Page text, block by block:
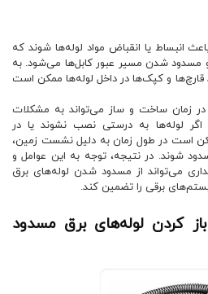
انبساط یا انقباض مواد لوله‌ها شوند که
مسدود شدن مسیر عبور کابل‌ها می‌شود. به
و کپک‌ها در داخل لوله‌ها ممکن است
زمان ساخت و ساز می‌تواند به مشکلات
لوله‌ها به درستی نصب نشوند یا در
است در طول زمان به دلیل نشست زمین،
شوند. در نتیجه، توجه به این عوامل و
می‌تواند از مسدود شدن لوله‌های برق
برقی را تضمین کند.
کردن لوله‌های برق مسدود